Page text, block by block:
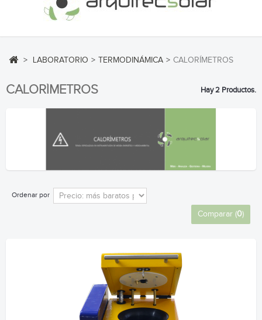
> LABORATORIO > TERMODINÁMICA > CALORÍMETROS
CALORÍMETROS Hay 2 Productos.
Ordenar por
Comparar (0)